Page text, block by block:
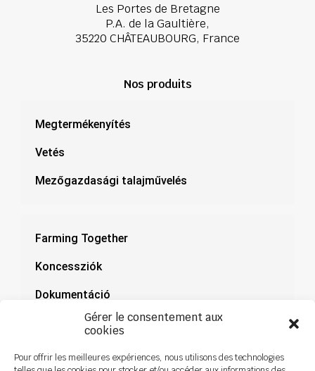
Gérer le consentement aux
cookies
Pour offrir les meilleures expériences, nous utilisons des technologies
Les Portes de Bretagne
P.A. de la Gaultière,
35220 CHÂTEAUBOURG, France
Nos produits
Megtermékenyítés
Vetés
Mezőgazdasági talajművelés
Farming Together
Koncessziók
Dokumentáció